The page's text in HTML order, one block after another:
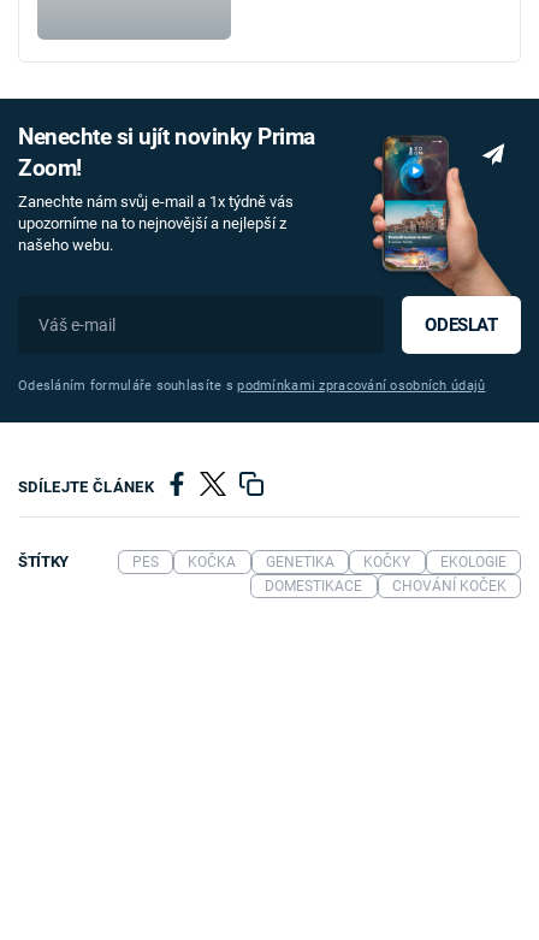
Nenechte si ujít novinky Prima
Zoom!
Zanechte nám svůj e-mail a 1x týdně vás
upozorníme na to nejnovější a nejlepší z
našeho webu.
ODESLAT
Odesláním formuláře souhlasíte spodmínkami zpracování osobních údajů
SDÍLEJTE ČLÁNEK
ŠTÍTKY PES KOČKA GENETIKA KOČKY
EKOLOGIE
DOMESTIKACE
CHOVÁNÍ KOČEK